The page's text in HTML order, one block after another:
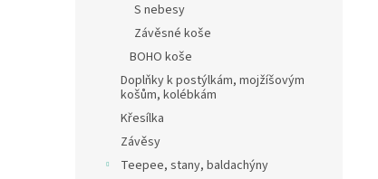
S nebesy
Závěsné koše
BOHO koše
Doplňky k postýlkám, mojžíšovým
košům, kolébkám
Křesílka
Závěsy
Teepee, stany, baldachýny